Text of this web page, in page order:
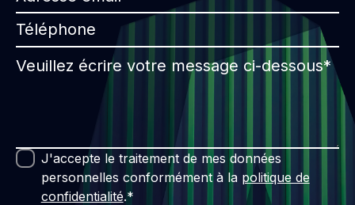
J'accepte le traitement de mes données
personnelles conformément à la politique de
confidentialité.*